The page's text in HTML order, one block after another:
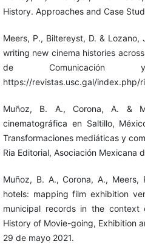
History. Approaches and Case
Meers, P., Biltereyst, D. &
writing new cinema histories
de Comunicación
https://revistas.usc.gal/index.php/
Muñoz, B. A., Corona, A. &
cinematográfica en Saltillo,
Transformaciones mediáticas y
Ria Editorial, Asociación Mexicana
Muñoz, B. A., Corona, A.,
hotels: mapping film exhibition
municipal records in the context
History of Movie-going, Exhibition
29 de mayo 2021.